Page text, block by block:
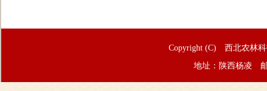
Copyright (C) 西北农林
地址：陕西杨凌